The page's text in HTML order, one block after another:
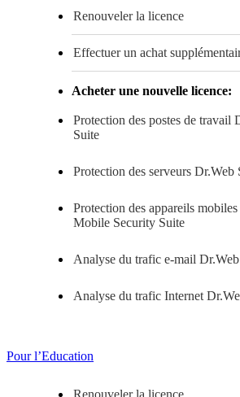
Renouveler la licence
Effectuer un achat
Acheter une nouvelle licence:
Protection des postes de travail
Suite
Protection des serveurs Dr.Web
Protection des appareils mobiles
Mobile Security Suite
Analyse du trafic e-mail
Analyse du trafic Internet
Pour l’Education
Renouveler la licence